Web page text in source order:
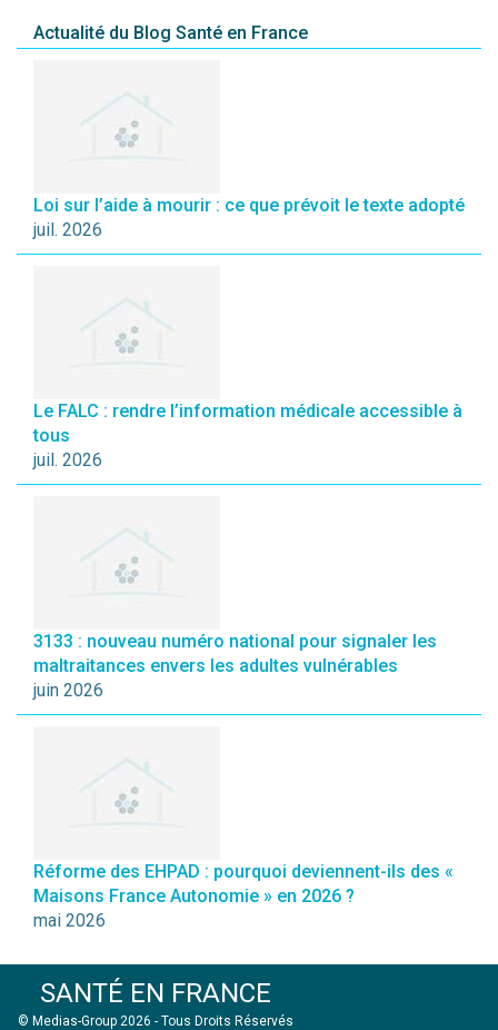
Actualité du Blog Santé en France
Loi sur l’aide à mourir : ce que prévoit le texte adopté
juil. 2026
Le FALC : rendre l’information médicale accessible à
tous
juil. 2026
3133 : nouveau numéro national pour signaler les
maltraitances envers les adultes vulnérables
juin 2026
Réforme des EHPAD : pourquoi deviennent-ils des «
Maisons France Autonomie » en 2026 ?
mai 2026
SANTÉ EN FRANCE
© Medias-Group 2026 - Tous Droits Réservés